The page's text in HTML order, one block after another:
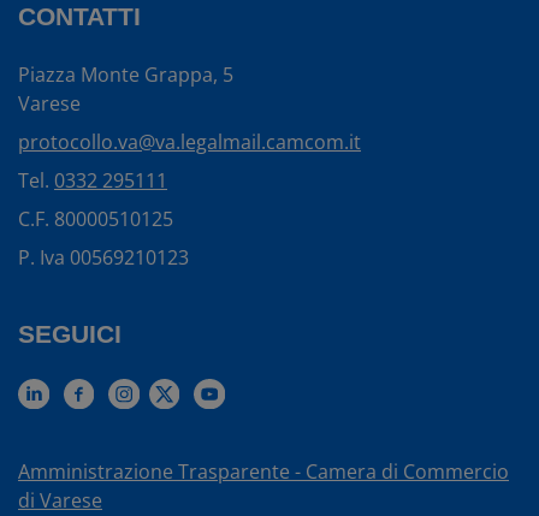
CONTATTI
Piazza Monte Grappa, 5
Varese
protocollo.va@va.legalmail.camcom.it
Tel. 0332 295111
C.F. 80000510125
P. Iva 00569210123
SEGUICI
Amministrazione Trasparente - Camera di Commercio
di Varese